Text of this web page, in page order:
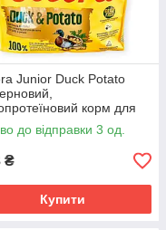
Junior Duck Potato
корм для
з качкою та
900 г
для всіх
до відправки 3 од.
₴
Купити